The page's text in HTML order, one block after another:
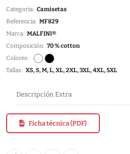
Categoria: Camisetas
Referencia: MF829
Marca: MALFINI®
Composición: 70 % cotton
Colores:
Tallas: XS, S, M, L, XL, 2XL, 3XL, 4XL, 5XL
Descripción Extra
Ficha técnica (PDF)